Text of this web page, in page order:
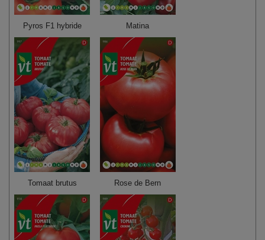
Pyros F1 hybride Matina
Tomaat brutus Rose de Bern